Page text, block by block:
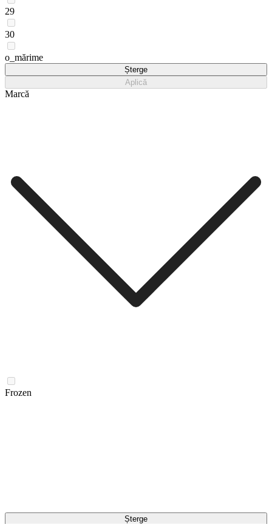
29
30
o_mărime
Șterge
Aplică
Marcă
Frozen
Șterge